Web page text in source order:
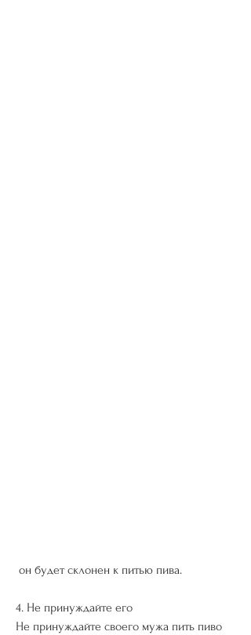
он будет склонен к питью пива.
4. Не принуждайте его
Не принуждайте своего мужа пить пиво